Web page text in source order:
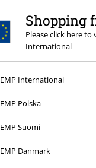
Shopping
Please click here
International
EMP International
EMP Polska
EMP Suomi
EMP Danmark